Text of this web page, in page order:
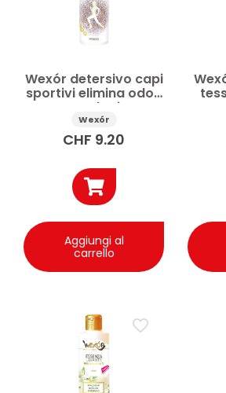
Wexór detersivo capi
sportivi elimina odori
tecnologia
molecolare 750 ml
Wexór
CHF 9.20
Aggiungi al
carrello